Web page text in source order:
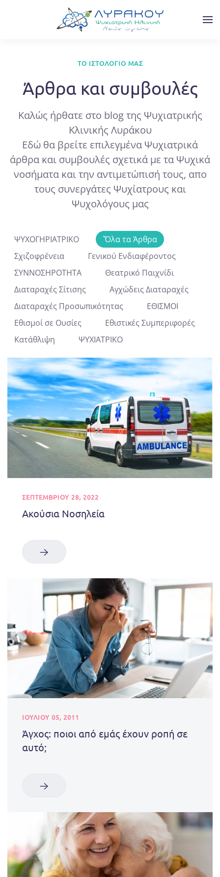
Skip to main content
ΤΟ ΙΣΤΟΛΌΓΙΌ ΜΑΣ
Άρθρα και συμβουλές
Καλώς ήρθατε στο blog της Ψυχιατρικής
Κλινικής Λυράκου
Εδώ θα βρείτε επιλεγμένα Ψυχιατρικά
άρθρα και συμβουλές σχετικά με τα Ψυχικά
νοσήματα και την αντιμετώπισή τους, απο
τους συνεργάτες Ψυχίατρους και
Ψυχολόγους μας
΄`Όλα τα Άρθρα
Αγχώδεις Διαταραχές
Γενικού Ενδιαφέροντος
Διαταραχές Προσωπικότητας
Διαταραχές Σίτισης
ΕΘΙΣΜΟΙ
Εθισμοί σε Ουσίες
Εθιστικές Συμπεριφορές
Θεατρικό Παιχνίδι
Κατάθλιψη
ΣΥΝΝΟΣΗΡΟΤΗΤΑ
Σχιζοφρένεια
ΨΥΧΙΑΤΡΙΚΟ
ΨΥΧΟΓΗΡΙΑΤΡΙΚΟ
ΣΕΠΤΕΜΒΡΊΟΥ 28, 2022
Aκούσια Nοσηλεία
ΙΟΥΛΊΟΥ 05, 2011
Άγχος: ποιοι από εμάς έχουν ροπή σε
αυτό;